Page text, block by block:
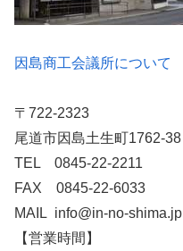
因島商工会議所について
〒722-2323
尾道市因島土生町1762-38
TEL 0845-22-2211
FAX 0845-22-6033
MAIL info@in-no-shima.jp
【営業時間】